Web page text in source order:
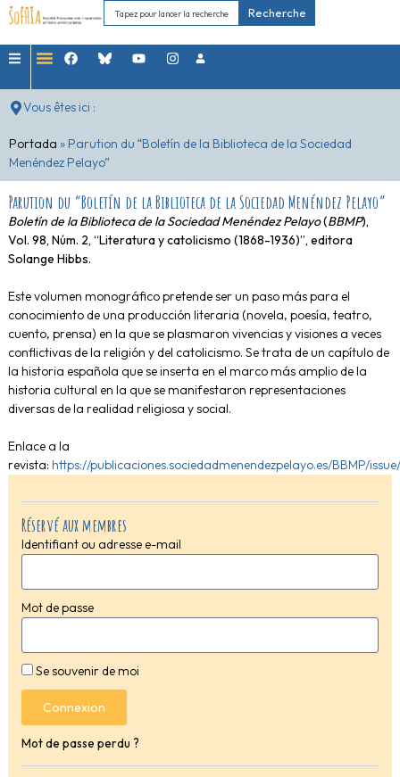
Recherche
Vous êtes ici :
Portada » Parution du “Boletín de la Biblioteca de la Sociedad
Menéndez Pelayo”
Réservé aux membres
Identifiant ou adresse e-mail
Mot de passe
Se souvenir de moi
Connexion
Mot de passe perdu ?
Parution du “Boletín de la Biblioteca de la Sociedad Menéndez Pelayo”
Boletín de la Biblioteca de la Sociedad Menéndez Pelayo(BBMP),
Vol. 98, Núm. 2, “Literatura y catolicismo (1868-1936)”, editora
Solange Hibbs.
Este volumen monográfico pretende ser un paso más para el
conocimiento de una producción literaria (novela, poesía, teatro,
cuento, prensa) en la que se plasmaron vivencias y visiones a veces
conflictivas de la religión y del catolicismo. Se trata de un capítulo de
la historia española que se inserta en el marco más amplio de la
historia cultural en la que se manifestaron representaciones
diversas de la realidad religiosa y social.
Enlace a la
revista: https://publicaciones.sociedadmenendezpelayo.es/BBMP/